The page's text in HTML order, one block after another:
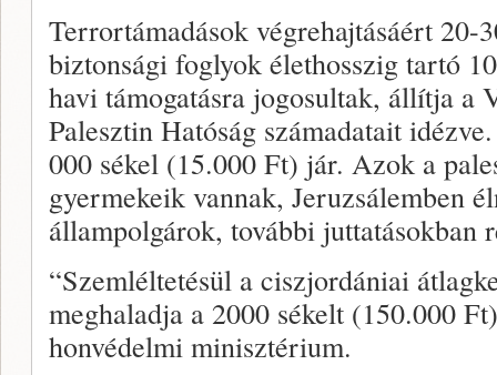
Terrortámadások végrehajtásáért 20-
biztonsági foglyok élethosszig tartó
havi támogatásra jogosultak, állítja a
Palesztin Hatóság számadatait
000 sékel (15.000 Ft) jár. Azok a
gyermekeik vannak, Jeruzsálemben
állampolgárok, további juttatásokban
“Szemléltetésül a ciszjordániai
meghaladja a 2000 sékelt (150.000
honvédelmi minisztérium.